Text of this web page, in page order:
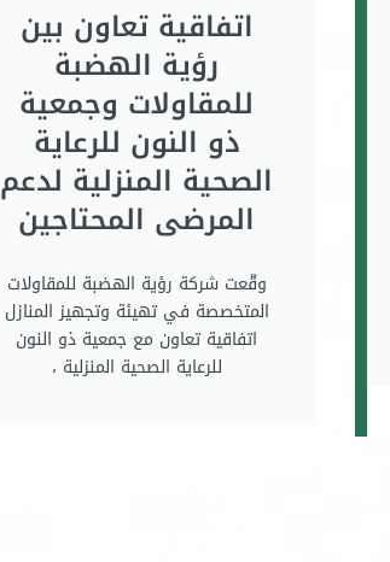
اتفاقية تعاون بين
رؤية الهضبة
للمقاولات وجمعية
ذو النون للرعاية
الصحية المنزلية لدعم
المرضى المحتاجين
وقّعت شركة رؤية الهضبة للمقاولات
المتخصصة في تهيئة وتجهيز المنازل
اتفاقية تعاون مع جمعية ذو النون
للرعاية الصحية المنزلية ،